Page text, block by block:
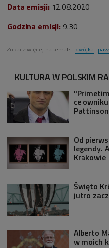
Data emisji: 12.08.2020
Godzina emisji: 9.30
Zobacz więcej na temat: dwójka
KULTURA W POLSKIM
Od
legendy.
Krakowie
Święto
jutro
Alberto
w moich